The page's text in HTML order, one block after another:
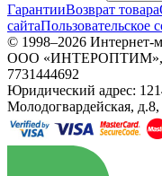
ГарантииВозврат товара
сайтаПользовательское
© 1998–2026 Интернет-
ООО «ИНТЕРОПТИМ»,
7731444692
Юридический адрес:
Молодогвардейская,